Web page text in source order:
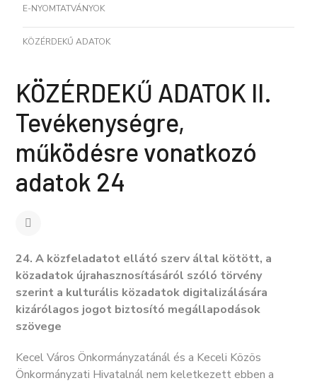
E-NYOMTATVÁNYOK
KÖZÉRDEKŰ ADATOK
KÖZÉRDEKŰ ADATOK II.
Tevékenységre,
működésre vonatkozó
adatok 24
24. A közfeladatot ellátó szerv által kötött, a
közadatok újrahasznosításáról szóló törvény
szerint a kulturális közadatok digitalizálására
kizárólagos jogot biztosító megállapodások
szövege
Kecel Város Önkormányzatánál és a Keceli Közös
Önkormányzati Hivatalnál nem keletkezett ebben a